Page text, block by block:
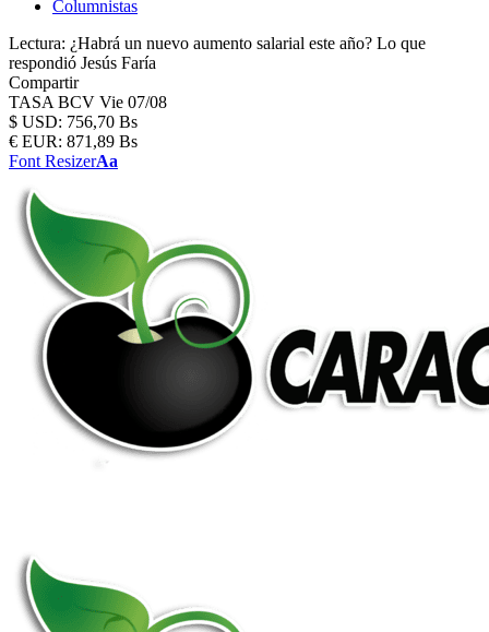
Columnistas
Lectura: ¿Habrá un nuevo aumento salarial este año? Lo que
respondió Jesús Faría
Compartir
TASA BCV Vie 07/08
$ USD: 756,70 Bs
€ EUR: 871,89 Bs
Font ResizerAa